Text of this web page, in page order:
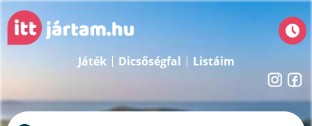
Játék Dicsőségfal Listáim